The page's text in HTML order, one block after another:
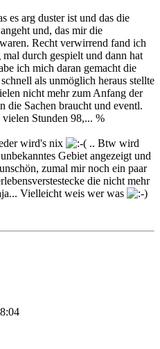
es arg duster ist und das die
und, das mir die
Recht verwirrend fand ich
durch gespielt und dann hat
ich mich daran gemacht die
als unmöglich heraus stellte
nicht mehr zum Anfang der
die Sachen braucht und eventl.
vielen Stunden 98,... %
wird's nix
.. Btw wird
Gebiet angezeigt und
zumal mir noch ein paar
die nicht mehr
Vielleicht weis wer was